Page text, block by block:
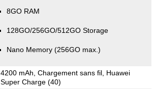
8GO RAM
128GO/256GO/512GO Storage
Nano Memory (256GO max.)
4200 mAh, Chargement sans fil, Huawei
Super Charge (40)